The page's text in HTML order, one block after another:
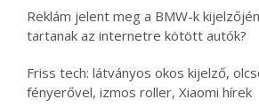
Reklám jelent meg a BMW-k
tartanak az internetre kötött autók?
Friss tech: látványos okos kijelző,
fényerővel, izmos roller, Xiaomi hírek